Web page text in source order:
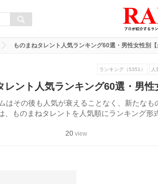
ものまねタレント人気ランキング60選・男性女性別【
ランキング（5351） 人
レント人気ランキング60選・男性
はその後も人気が衰えることなく、新たなも
ものまねタレントを人気順にランキング形
20 view